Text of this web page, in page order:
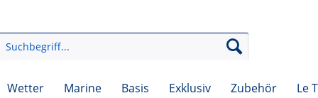
Wetter Marine Basis Exklusiv Zubehör Le